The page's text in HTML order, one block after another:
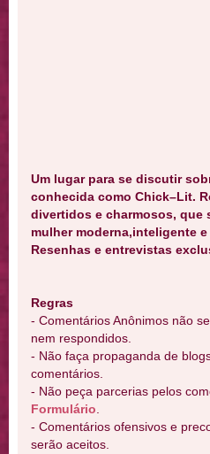
Um lugar para se discutir
conhecida como Chick–Lit.
divertidos e charmosos, que
mulher moderna,inteligente
Resenhas e entrevistas
Regras
- Comentários Anônimos não
nem respondidos.
- Não faça propaganda de
comentários.
- Não peça parcerias pelos
Formulário
- Comentários ofensivos e
serão aceitos.